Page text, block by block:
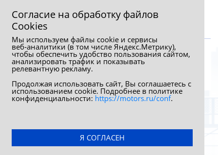
Согласие на обработку файлов
Сookies
Мы используем файлы cookie и сервисы
веб‑аналитики (в том числе Яндекс.Метрику),
чтобы обеспечить удобство пользования сайтом,
анализировать трафик и показывать
релевантную рекламу.
Продолжая использовать сайт, Вы соглашаетесь с
использованием cookie. Подробнее в политике
конфиденциальности: https://motors.ru/conf.
Я СОГЛАСЕН